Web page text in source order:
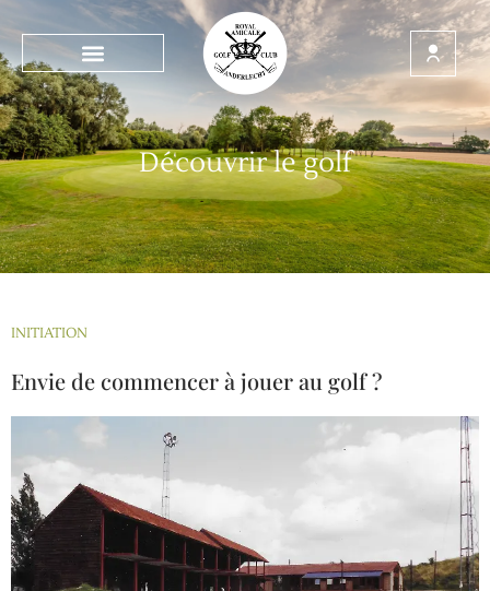
Découvrir le golf
INITIATION
Envie de commencer à jouer au golf ?